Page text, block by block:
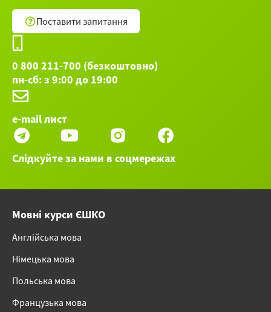
Поставити запитання
0 800 211-700 (безкоштовно)
пн-сб: з 9:00 до 19:00
e-mail лист
Слідкуйте за нами в соцмережах
Мовні курси ЄШКО
Англійська мова
Німецька мова
Польська мова
Французька мова